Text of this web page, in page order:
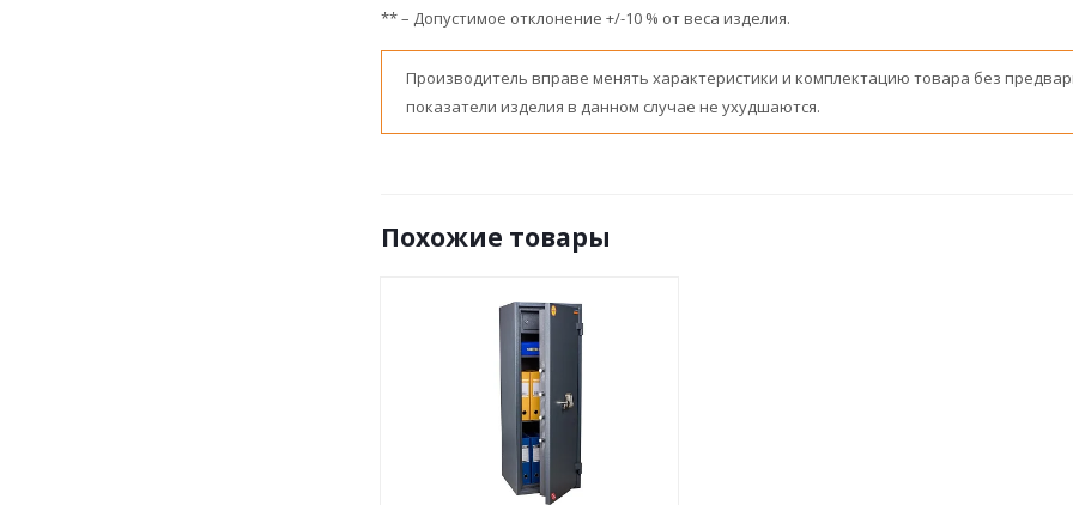
** – Допустимое отклонение +/-10 % от веса изделия.
Производитель вправе менять характеристики и комплектацию товара без
показатели изделия в данном случае не ухудшаются.
Похожие товары